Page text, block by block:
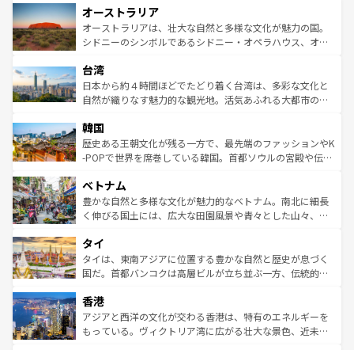
部のニューオーリンズでは、音楽と美食が融合した独特の
文化が魅力。旅行者はアメリカの各地域で異なる魅力を楽
しみながら、その多様性と豊かな歴史を感じることができ
ならではの贅沢な旅のスタイルだ。 なお、新着のアメリカ
情報はコンテンツ一覧を参照してほしい。
ワイ島は見逃せない。また、定番の観光地といえばオアフ
島だが、静かな自然を求めるならマウイ島やカウアイ島が
おすすめ。エメラルドグリーンに輝く海をはじめ、豊かな
れるおもてなしの心で訪れる人々を迎えてくれるハワイの
人々、おいしいローカルフードやハワイアンミュージッ
ク、伝統的なフラダンスなど、すべてがハワイの魅力を彩
ワイを、存分に味わってほしい。 なお、新着のハワイ情報
はコンテンツ一覧を参照してほしい。
オーストラリア
オーストラリアは、壮大な自然と多様な文化が魅力の国。
シドニーのシンボルであるシドニー・オペラハウス、オー
リアリーフや大陸中央部にそびえるウルル（エアーズロッ
ク）、タスマニアの美しい原生林やケアンズの熱帯雨林な
ど、見どころがたくさん。また、カフェやワイン、オージ
いる。アクティビティも充実しており、サーフィンやダイ
ビング、ハイキングなど、アウトドア好きにはたまらな
い。オーストラリアの多彩な魅力を存分に味わいつくそ
参照してほしい。
台湾
日本から約４時間ほどでたどり着く台湾は、多彩な文化と
自然が織りなす魅力的な観光地。活気あふれる大都市の台
ン）、静ひつな山岳地帯である台湾東部など、都市の喧騒
と山間の静けさが共存しており、訪れる人に新しい発見と
驚きをもたらしてくれる。また、奥深い台湾の食文化も魅
容にもいいと評判のスイーツなど、バラエティ豊かな料理
が味わえる。 なお、新着の台湾情報は コンテンツ一覧を参
照してほしい。
韓国
歴史ある王朝文化が残る一方で、最先端のファッションやK
-POPで世界を席巻している韓国。首都ソウルの宮殿や伝統
き、地方に足を延ばせば四季折々の自然美を楽しむことが
できる。そして、キムチや焼肉、絶品のストリートフード
まで、さまざまな韓国料理が待っている。夜には、韓国な
リティに包まれながら、韓国の多彩な魅力を心ゆくまで味
わってみてほしい。 なお、新着の韓国情報はコンテンツ一
覧を参照してほしい。
ベトナム
豊かな自然と多様な文化が魅力的なベトナム。南北に細長
く伸びる国土には、広大な田園風景や青々とした山々、世
急速な発展と共に伝統が息づく。ハノイの古い町並みやホ
ーチミン市のフランス統治時代の建物も、独特の雰囲気を
醸し出している。また、バラエティの豊かさとおいしさで
とつ。フォーやバインミー、ベトナムコーヒーなどは、ぜ
ひ現地で味わいたい。どの地域を訪れてもあたたかい人々
が旅行者を迎えてくれるので、きっと忘れられない旅にな
タイ
タイは、東南アジアに位置する豊かな自然と歴史が息づく
国だ。首都バンコクは高層ビルが立ち並ぶ一方、伝統的な
の活気が交差している。北部ではチェンマイなどの山岳地
帯で自然と触れ合い、南部ではプーケットやクラビの美し
いビーチでリゾート気分を楽しむことができる。タイ料理
香港
アジアと西洋の文化が交わる香港は、特有のエネルギーを
もっている。ヴィクトリア湾に広がる壮大な景色、近未来